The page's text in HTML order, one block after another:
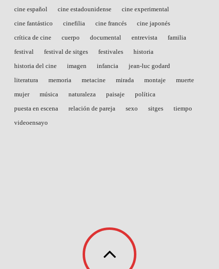
cine español
cine estadounidense
cine experimental
cine fantástico
cinefilia cine francés
cine japonés
crítica de cine
cuerpo documental entrevista
familia
festival
festival de sitges festivales
historia
historia del cine
imagen infancia
jean-luc godard
literatura
memoria metacine mirada montaje
muerte
mujer
música naturaleza paisaje
política
puesta en escena
relación de pareja sexo sitges
tiempo
videoensayo